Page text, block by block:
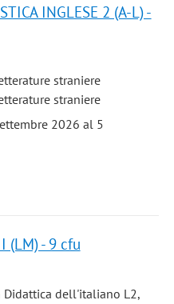
INGLESE 2 (A-L) -
straniere
straniere
2026 al 5
(LM) - 9 cfu
Didattica dell'italiano L2,